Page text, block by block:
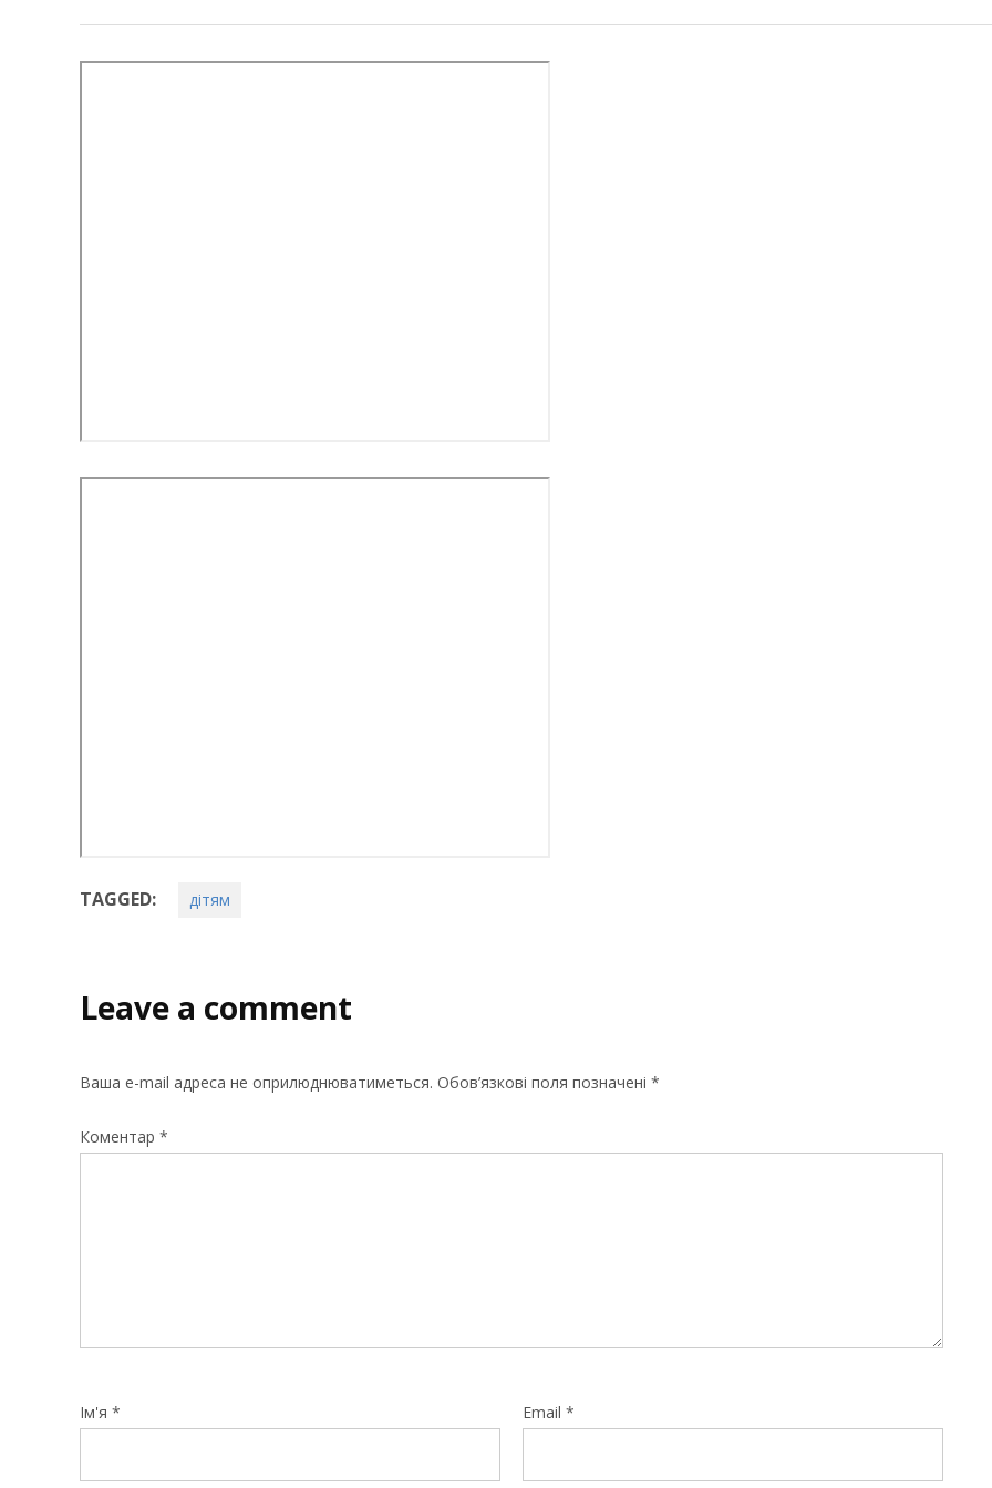
TAGGED: дітям
Leave a comment
Ваша e-mail адреса не оприлюднюватиметься. Обов’язкові поля позначені *
Коментар *
Ім'я * Email *